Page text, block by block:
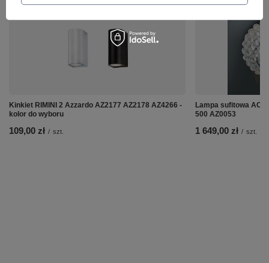
Kinkiet RIMINI 2 Azzardo AZ2177 AZ2178 AZ4266 -
kolor do wyboru
109,00 zł / szt.
Lampa sufitowa
500 AZ0053
1 649,00 zł / szt.